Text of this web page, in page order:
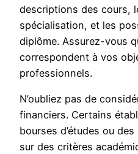
descriptions des cours,
spécialisation, et les
diplôme. Assurez-vous
correspondent à vos
professionnels.
N’oubliez pas de
financiers. Certains
bourses d’études ou
sur des critères